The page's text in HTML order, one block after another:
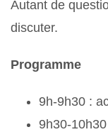
Autant de
discuter.
Programme
9h-9h30 :
9h30-